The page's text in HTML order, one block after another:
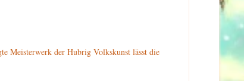
Meisterwerk der Hubrig Volkskunst lässt die